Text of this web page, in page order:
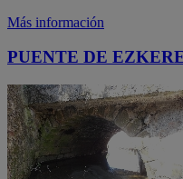
Más información
PUENTE DE